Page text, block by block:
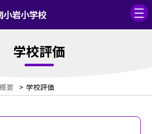
小岩小学校
学校評価
要 > 学校評価